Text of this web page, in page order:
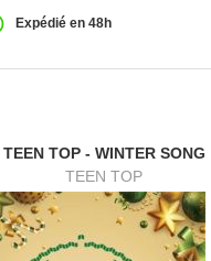
Expédié en 48h
TEEN TOP - WINTER SONG
TEEN TOP